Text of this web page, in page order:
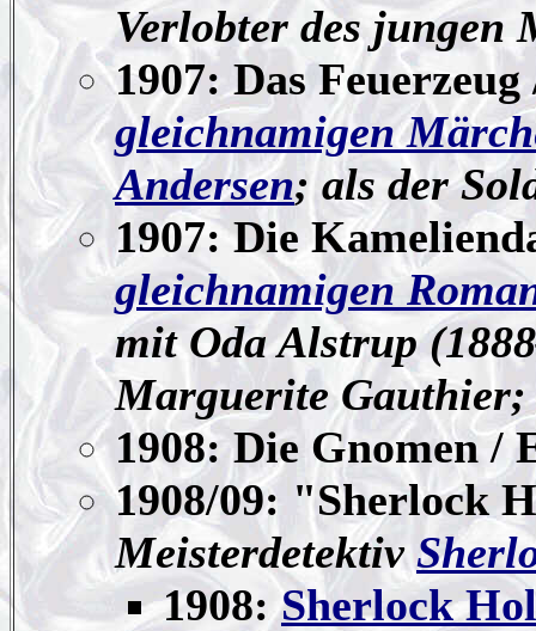
Verlobter des jungen
1907: Das
gleichnamigen
Andersen; als der
1907: Die
gleichnamigen
mit Oda Alstrup
Marguerite
1908: Die Gnomen /
1908/09: "Sherlock
Meisterdetektiv
1908:Sherlock